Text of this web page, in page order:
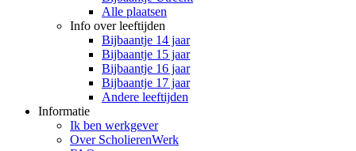
Alle plaatsen
Info over leeftijden
Bijbaantje 14 jaar
Bijbaantje 15 jaar
Bijbaantje 16 jaar
Bijbaantje 17 jaar
Andere leeftijden
Informatie
Ik ben werkgever
Over ScholierenWerk